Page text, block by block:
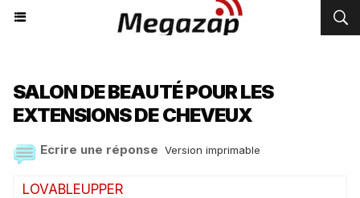
SALON DE BEAUTÉ POUR LES
EXTENSIONS DE CHEVEUX
Ecrire une réponse Version imprimable
LOVABLEUPPER